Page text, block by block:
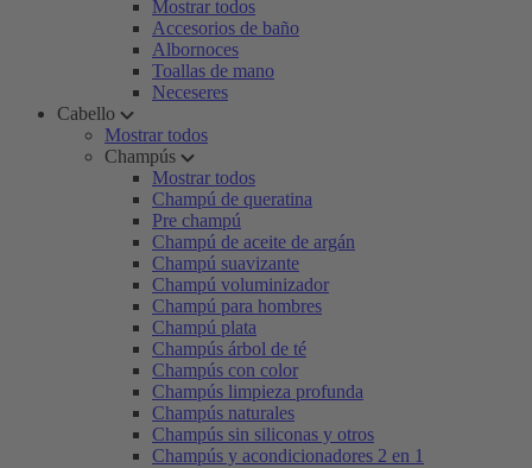
Mostrar todos
Accesorios de baño
Albornoces
Toallas de mano
Neceseres
Cabello
Mostrar todos
Champús
Mostrar todos
Champú de queratina
Pre champú
Champú de aceite de argán
Champú suavizante
Champú voluminizador
Champú para hombres
Champú plata
Champús árbol de té
Champús con color
Champús limpieza profunda
Champús naturales
Champús sin siliconas y otros
Champús y acondicionadores 2 en 1